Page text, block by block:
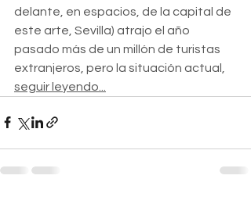
delante, en espacios, de la capital de
este arte, Sevilla) atrajo el año
pasado más de un millón de turistas
extranjeros, pero la situación actual,
seguir leyendo...